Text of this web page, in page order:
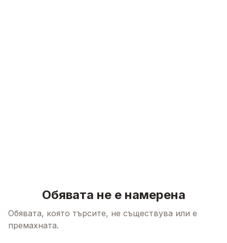
Обявата не е намерена
Обявата, която търсите, не съществува или е
премахната.